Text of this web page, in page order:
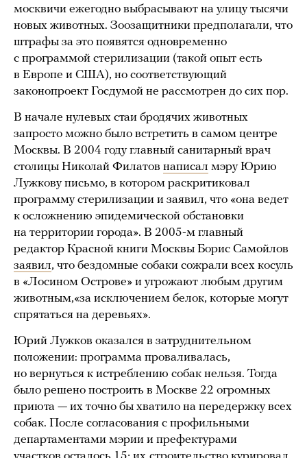
москвичи ежегодно выбрасывают на улицу тысячи
новых животных. Зоозащитники предполагали, что
штрафы за это появятся одновременно
с программой стерилизации (такой опыт есть
в Европе и США), но соответствующий
законопроект Госдумой не рассмотрен до сих пор.
В начале нулевых стаи бродячих животных
запросто можно было встретить в самом центре
Москвы. В 2004 году главный санитарный врач
столицы Николай Филатов написал мэру Юрию
Лужкову письмо, в котором раскритиковал
программу стерилизации и заявил, что «она ведет
к осложнению эпидемической обстановки
на территории города». В 2005-м главный
редактор Красной книги Москвы Борис Самойлов
заявил, что бездомные собаки сожрали всех косуль
в «Лосином Острове» и угрожают любым другим
животным,«за исключением белок, которые могут
спрятаться на деревьях».
Юрий Лужков оказался в затруднительном
положении: программа проваливалась,
но вернуться к истреблению собак нельзя. Тогда
было решено построить в Москве 22 огромных
приюта — их точно бы хватило на передержку всех
собак. После согласования с профильными
департаментами мэрии и префектурами